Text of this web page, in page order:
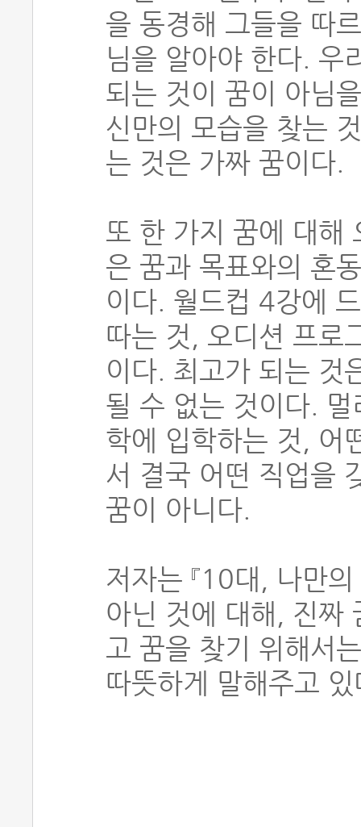
을 동경해 그들을 따
님을 알아야 한다. 우
되는 것이 꿈이 아님
신만의 모습을 찾는
는 것은 가짜 꿈이다.
또 한 가지 꿈에 대해
은 꿈과 목표와의 혼
이다. 월드컵 4강에
따는 것, 오디션 프로
이다. 최고가 되는 것
될 수 없는 것이다.
학에 입학하는 것, 어
서 결국 어떤 직업을
꿈이 아니다.
저자는 『10대, 나만
아닌 것에 대해, 진짜
고 꿈을 찾기 위해서
따뜻하게 말해주고 있